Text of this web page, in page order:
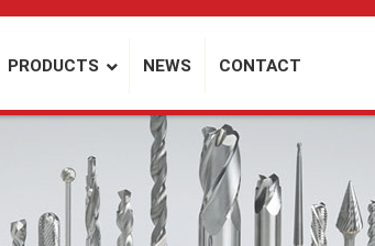
PRODUCTS NEWS CONTACT